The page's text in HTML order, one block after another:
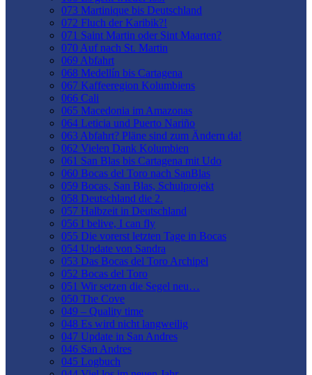
073 Martinique bis Deutschland
072 Fluch der Karibik?!
071 Saint Martin oder Sint Maarten?
070 Auf nach St. Martin
069 Abfahrt
068 Medellín bis Cartagena
067 Kaffeeregion Kolumbiens
066 Cali
065 Macedonia im Amazonas
064 Leticia und Puerto Nariño
063 Abfahrt? Pläne sind zum Ändern da!
062 Vielen Dank Kolumbien
061 San Blas bis Cartagena mit Udo
060 Bocas del Toro nach SanBlas
059 Bocas, San Blas, Schulprojekt
058 Deutschland die 2.
057 Halbzeit in Deutschland
056 I belive, I can fly
055 Die vorerst letzten Tage in Bocas
054 Update von Sandra
053 Das Bocas del Toro Archipel
052 Bocas del Toro
051 Wir setzen die Segel neu…
050 The Cove
049 – Quality time
048 Es wird nicht langweilig
047 Update in San Andres
046 San Andres
045 Logbuch